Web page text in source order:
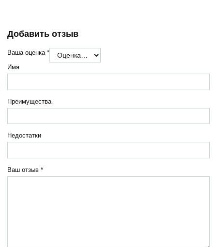
Добавить отзыв
Ваша оценка *
Ваш отзыв *
Имя
Преимущества
Недостатки